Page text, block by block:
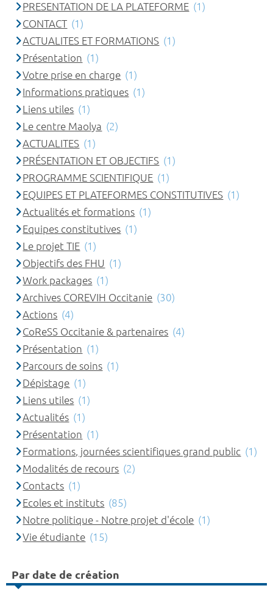
PRESENTATION DE LA PLATEFORME (1)
CONTACT (1)
ACTUALITES ET FORMATIONS (1)
Présentation (1)
Votre prise en charge (1)
Informations pratiques (1)
Liens utiles (1)
Le centre Maolya (2)
ACTUALITES (1)
PRÉSENTATION ET OBJECTIFS (1)
PROGRAMME SCIENTIFIQUE (1)
EQUIPES ET PLATEFORMES CONSTITUTIVES (1)
Actualités et formations (1)
Equipes constitutives (1)
Le projet TIE (1)
Objectifs des FHU (1)
Work packages (1)
Archives COREVIH Occitanie (30)
Actions (4)
CoReSS Occitanie & partenaires (4)
Présentation (1)
Parcours de soins (1)
Dépistage (1)
Liens utiles (1)
Actualités (1)
Présentation (1)
Formations, journées scientifiques grand public (1)
Modalités de recours (2)
Contacts (1)
Ecoles et instituts (85)
Notre politique - Notre projet d'école (1)
Vie étudiante (15)
Par date de création